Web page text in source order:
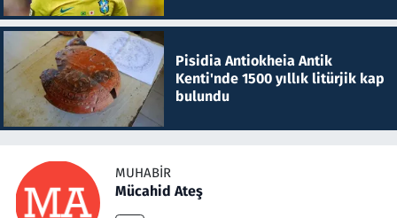
Pisidia Antiokheia Antik
Kenti'nde 1500 yıllık litürjik kap
bulundu
MUHABIR
Mücahid Ateş